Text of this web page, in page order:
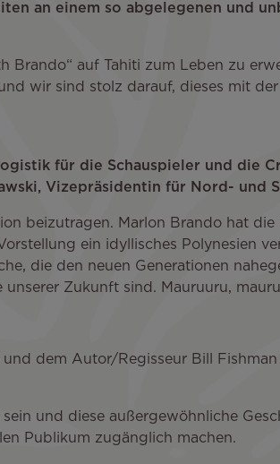
an einem so abgelegenen und
Brando“ auf Tahiti zum Leben zu
wir sind stolz darauf, dieses mit der
für die Schauspieler und die
Vizepräsidentin für Nord- und
beizutragen. Marlon Brando hat die
ein idyllisches Polynesien
die den neuen Generationen
Zukunft sind. Mauruuru,
dem Autor/Regisseur Bill
und diese außergewöhnliche
Publikum zugänglich machen.